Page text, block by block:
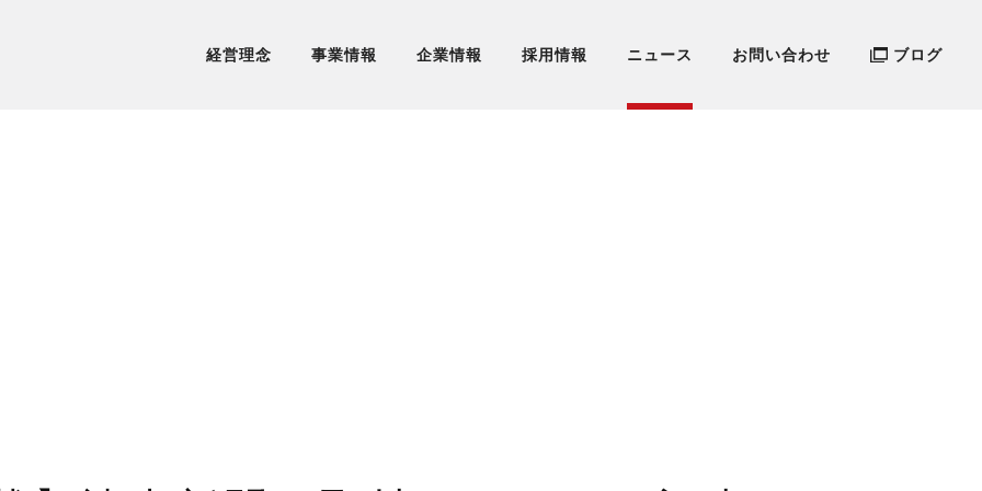
経営理念 事業情報 企業情報 採用情報 ニュース お問い合わせ ブログ